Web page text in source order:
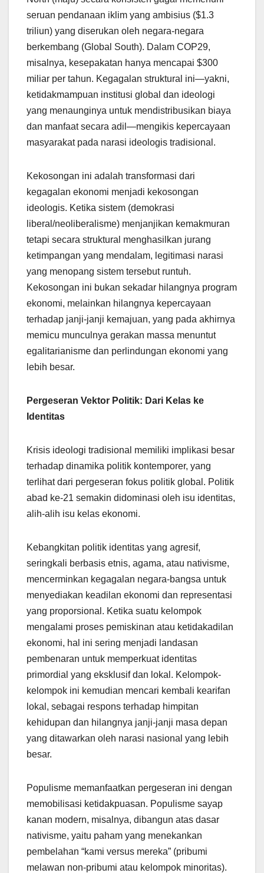
seruan pendanaan iklim yang ambisius ($1.3
triliun) yang diserukan oleh negara-negara
berkembang (Global South). Dalam COP29,
misalnya, kesepakatan hanya mencapai $300
miliar per tahun. Kegagalan struktural ini—yakni,
ketidakmampuan institusi global dan ideologi
yang menaunginya untuk mendistribusikan biaya
dan manfaat secara adil—mengikis kepercayaan
masyarakat pada narasi ideologis tradisional.
Kekosongan ini adalah transformasi dari
kegagalan ekonomi menjadi kekosongan
ideologis. Ketika sistem (demokrasi
liberal/neoliberalisme) menjanjikan kemakmuran
tetapi secara struktural menghasilkan jurang
ketimpangan yang mendalam, legitimasi narasi
yang menopang sistem tersebut runtuh.
Kekosongan ini bukan sekadar hilangnya program
ekonomi, melainkan hilangnya kepercayaan
terhadap janji-janji kemajuan, yang pada akhirnya
memicu munculnya gerakan massa menuntut
egalitarianisme dan perlindungan ekonomi yang
lebih besar.
Pergeseran Vektor Politik: Dari Kelas ke
Identitas
Krisis ideologi tradisional memiliki implikasi besar
terhadap dinamika politik kontemporer, yang
terlihat dari pergeseran fokus politik global. Politik
abad ke-21 semakin didominasi oleh isu identitas,
alih-alih isu kelas ekonomi.
Kebangkitan politik identitas yang agresif,
seringkali berbasis etnis, agama, atau nativisme,
mencerminkan kegagalan negara-bangsa untuk
menyediakan keadilan ekonomi dan representasi
yang proporsional. Ketika suatu kelompok
mengalami proses pemiskinan atau ketidakadilan
ekonomi, hal ini sering menjadi landasan
pembenaran untuk memperkuat identitas
primordial yang eksklusif dan lokal. Kelompok-
kelompok ini kemudian mencari kembali kearifan
lokal, sebagai respons terhadap himpitan
kehidupan dan hilangnya janji-janji masa depan
yang ditawarkan oleh narasi nasional yang lebih
besar.
Populisme memanfaatkan pergeseran ini dengan
memobilisasi ketidakpuasan. Populisme sayap
kanan modern, misalnya, dibangun atas dasar
nativisme, yaitu paham yang menekankan
pembelahan “kami versus mereka” (pribumi
melawan non-pribumi atau kelompok minoritas).